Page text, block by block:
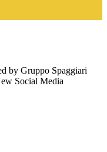
by Gruppo Spaggiari
Social Media